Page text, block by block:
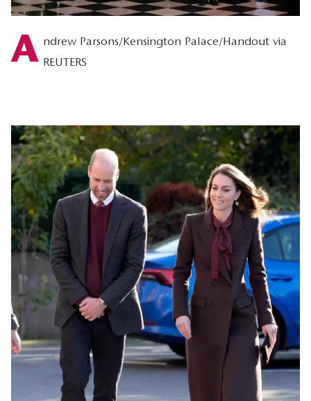
A ndrew Parsons/Kensington Palace/Handout via
REUTERS